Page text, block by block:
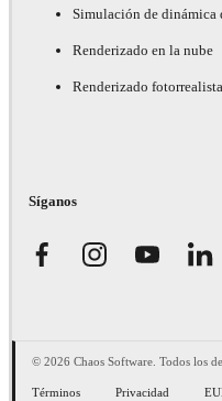
Simulación de dinámica
Renderizado en la nube
Renderizado fotorrealista
Síganos
© 2026 Chaos Software. Todos los
Términos Privacidad